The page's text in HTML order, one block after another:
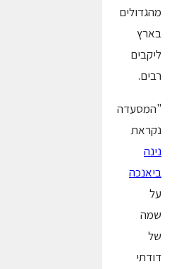
מהגדולים
בארץ
ליקבים
רבים.
"המסעדה
נקראת
נינה
ביאנכה
על
שמה
של
דודתי